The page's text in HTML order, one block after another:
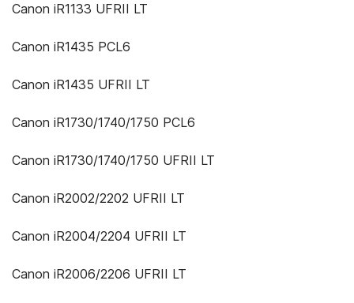
Canon iR1133 UFRII LT
Canon iR1435 PCL6
Canon iR1435 UFRII LT
Canon iR1730/1740/1750 PCL6
Canon iR1730/1740/1750 UFRII LT
Canon iR2002/2202 UFRII LT
Canon iR2004/2204 UFRII LT
Canon iR2006/2206 UFRII LT